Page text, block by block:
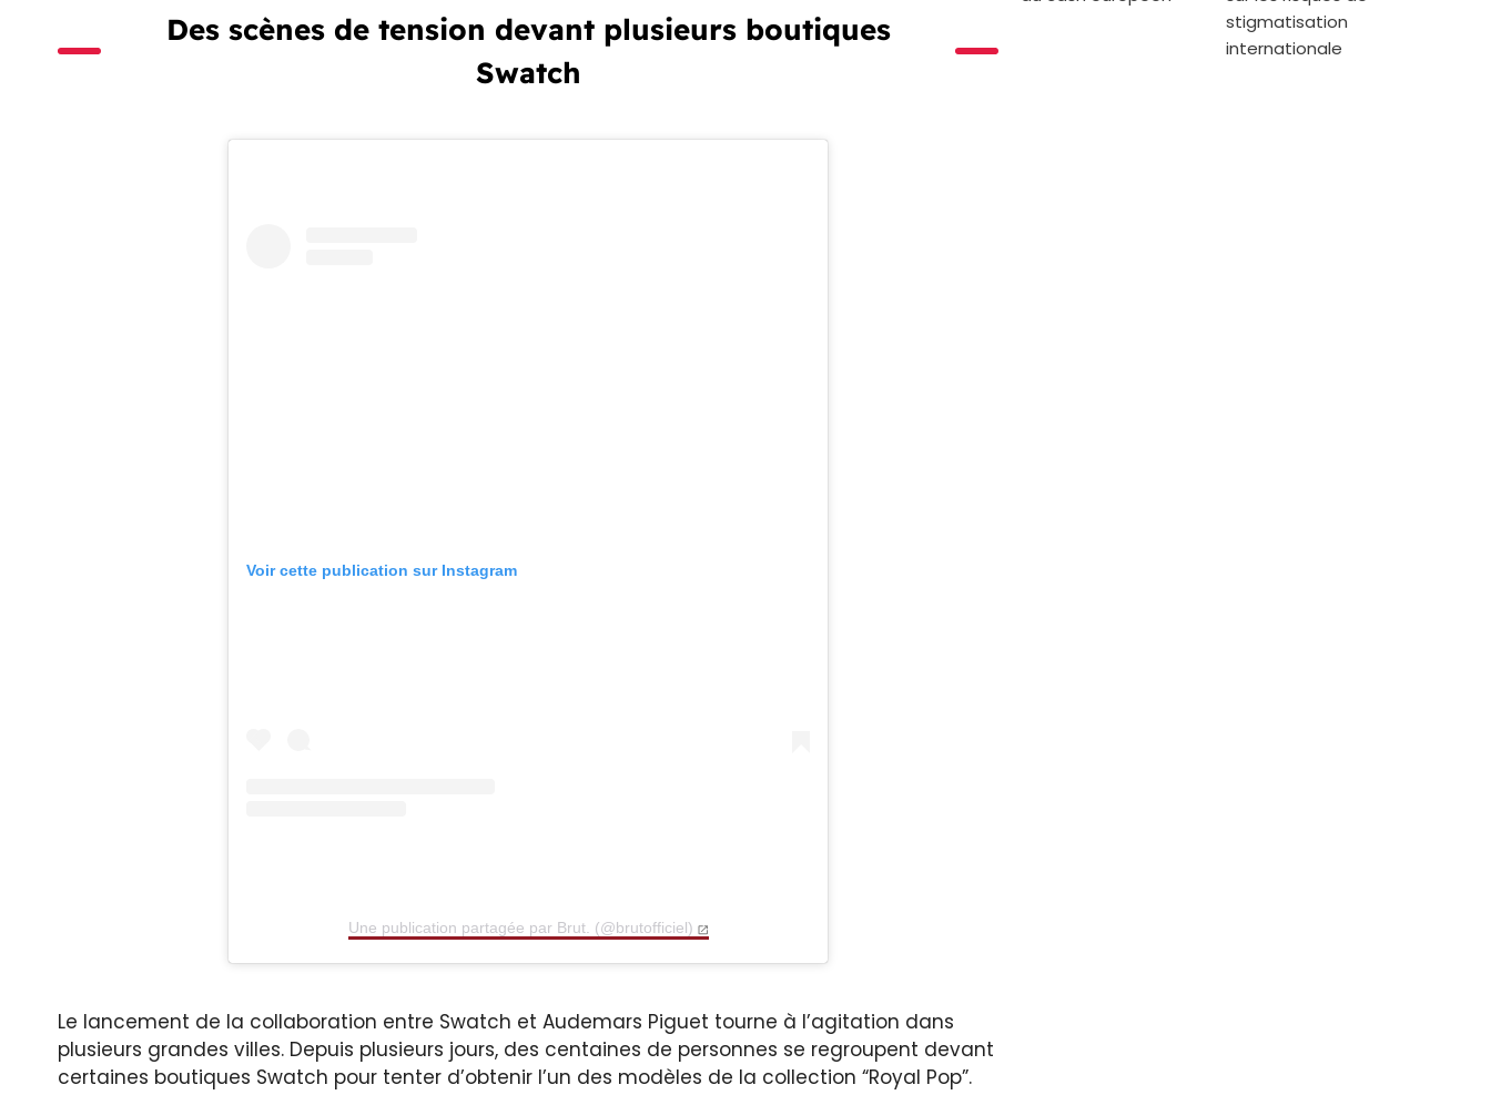
Des scènes de tension devant plusieurs boutiques
Swatch
Voir cette publication sur Instagram
Une publication partagée par Brut. (@brutofficiel)
Le lancement de la collaboration entre Swatch et Audemars Piguet tourne à l’agitation dans
plusieurs grandes villes. Depuis plusieurs jours, des centaines de personnes se regroupent devant
certaines boutiques Swatch pour tenter d’obtenir l’un des modèles de la collection “Royal Pop”.
stigmatisation
internationale